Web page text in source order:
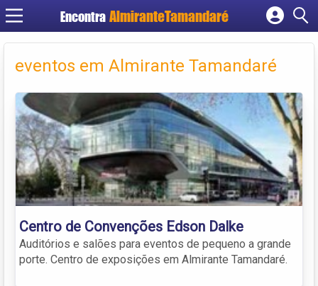
Encontra
Cadastrar empresa
Criar conta
eventos em Almirante Tamandaré
Centro de Convenções Edson Dalke
Auditórios e salões para eventos de pequeno a grande
porte. Centro de exposições em Almirante Tamandaré.